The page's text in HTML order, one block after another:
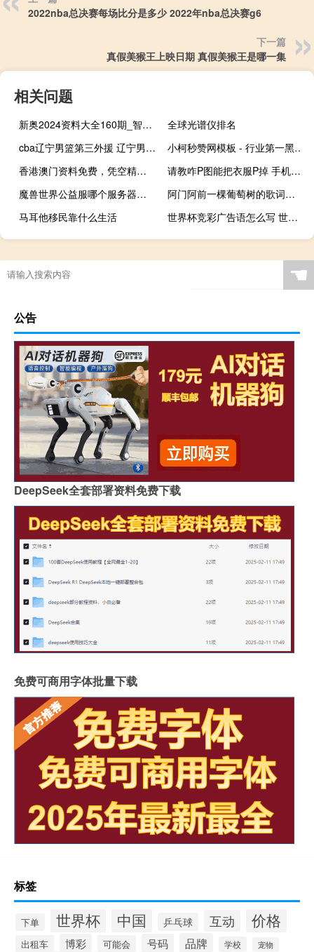
2022nba总决赛每场比分是多少 2022年nba总决赛g6
下一篇
真假美猴王上映日期 真假美猴王是哪一集
相关问题
新奥2024资料大全160期_智能AI深度解析_爱采购版v47.08.757
全球光谱仪排名
cba辽宁男篮第三外援 辽宁男篮外援的最新消息
小柯秒赞网模板 - 行业第一黑马卡盟
香港澳门资料免费，凭空精选答案落实_预约榜119.116
请教咋P图能把衣服P掉 手机版把衣服P光的教程
魔兽世界公益服哪个服务器好 魔兽世界网通服务器
阿门阿前一棵葡萄树的歌词 歌名 演唱者 阿门阿前一个葡萄树
马耳他移民靠什么生活
世界杯竞彩广告语怎么写 世界杯竞猜网站推荐
☚
公告
DeepSeek全套部署资料免费下载
免费可商用字体批量下载
标签
下单 世界杯 中国 乒乓球 互动 价格
出租车 博彩 可能会 号码 品牌 学校 宠物